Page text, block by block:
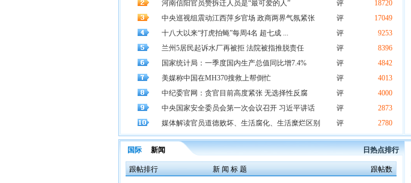
河南信阳官员赞拆迁人员是“最可爱的人”
评
18720
中央巡视组震动江西萍乡官场 政商两界气氛紧张
评
17049
十八大以来“打虎拍蝇”每周4名 超七成 ...
评
9253
兰州5居民起诉水厂再被拒 法院被指推脱责任
评
8396
国家统计局：一季度国内生产总值同比增7.4%
评
4842
美媒称中国在MH370搜救上帮倒忙
评
4013
中纪委官网：贪官目前高度紧张 无选择性反腐
评
4000
中央国家安全委员会第一次会议召开 习近平讲话
评
2873
媒体解读官员道德败坏、生活腐化、生活糜烂区别
评 2780
国际 新闻 日热点排行
跟帖排行 新 闻 标 题 跟帖数